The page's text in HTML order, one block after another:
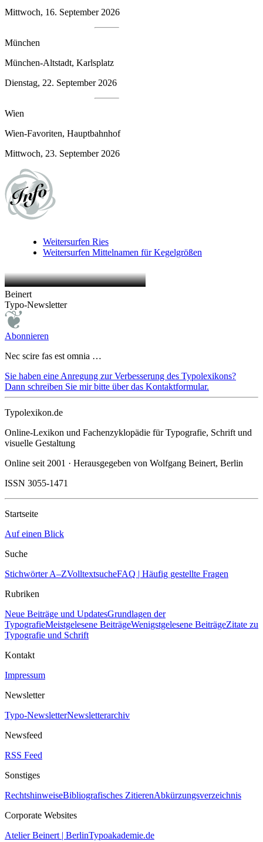
Mittwoch, 16. September 2026
München
München-Altstadt, Karlsplatz
Dienstag, 22. September 2026
Wien
Wien-Favoriten, Hauptbahnhof
Mittwoch, 23. September 2026
Weitersurfen Ries
Weitersurfen Mittelnamen für Kegelgrößen
Beinert
Typo-Newsletter
Abonnieren
Nec scire fas est omnia …
Sie haben eine Anregung zur Verbesserung des Typolexikons?
Dann schreiben Sie mir bitte über das Kontaktformular.
Typolexikon.de
Online-Lexikon und Fachenzyklopädie für Typografie, Schrift und
visuelle Gestaltung
Online seit 2001 · Herausgegeben von Wolfgang Beinert, Berlin
ISSN 3055-1471
Startseite
Auf einen Blick
Suche
Stichwörter A–ZVolltextsucheFAQ | Häufig gestellte Fragen
Rubriken
Neue Beiträge und UpdatesGrundlagen der
TypografieMeistgelesene BeiträgeWenigstgelesene BeiträgeZitate zu
Typografie und Schrift
Kontakt
Impressum
Newsletter
Typo-NewsletterNewsletterarchiv
Newsfeed
RSS Feed
Sonstiges
RechtshinweiseBibliografisches ZitierenAbkürzungsverzeichnis
Corporate Websites
Atelier Beinert | BerlinTypoakademie.de